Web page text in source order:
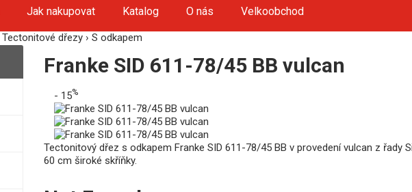
Jak nakupovat Katalog O nás Velkoobchod
Tectonitové dřezy › S odkapem
Franke SID 611-78/45 BB vulcan
- 15%
Tectonitový dřez s odkapem Franke SID 611-78/45 BB v provedení vulcan z řady
60 cm široké skříňky.